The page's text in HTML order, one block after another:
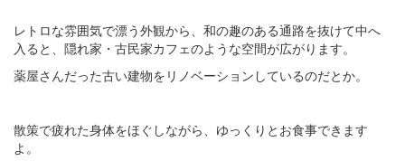
レトロな雰囲気で漂う外観から、和の趣のある通路を抜けて中へ
入ると、隠れ家・古民家カフェのような空間が広がります。
薬屋さんだった古い建物をリノベーションしているのだとか。
散策で疲れた身体をほぐしながら、ゆっくりとお食事できます
よ。